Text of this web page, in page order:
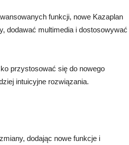
funkcji, nowe Kazaplan
dodawać multimedia i dostosowywać
przystosować się do nowego
intuicyjne rozwiązania.
dodając nowe funkcje i